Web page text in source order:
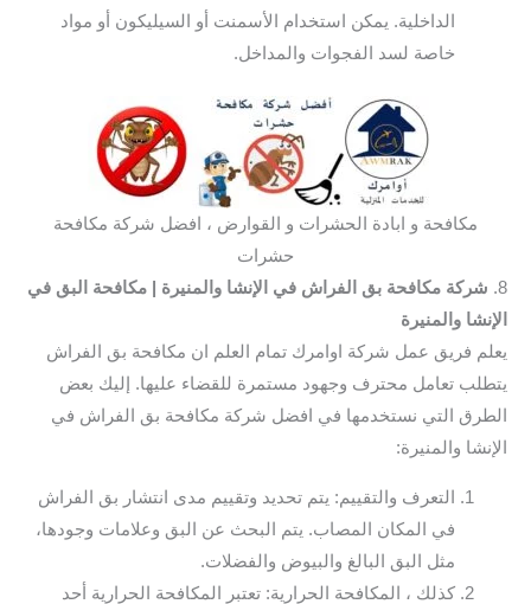
الداخلية. يمكن استخدام الأسمنت أو السيليكون أو مواد
خاصة لسد الفجوات والمداخل.
مكافحة و ابادة الحشرات و القوارض ، افضل شركة مكافحة
حشرات
8. شركة مكافحة بق الفراش في الإنشا والمنيرة
| مكافحة البق في
الإنشا والمنيرة
يعلم فريق عمل شركة اوامرك تمام العلم ان مكافحة بق الفراش
يتطلب تعامل محترف وجهود مستمرة للقضاء عليها. إليك بعض
الطرق التي نستخدمها في افضل شركة مكافحة بق الفراش في
الإنشا والمنيرة:
التعرف والتقييم: يتم تحديد وتقييم مدى انتشار بق الفراش
في المكان المصاب. يتم البحث عن البق وعلامات وجودها،
مثل البق البالغ والبيوض والفضلات.
كذلك ، المكافحة الحرارية: تعتبر المكافحة الحرارية أحد